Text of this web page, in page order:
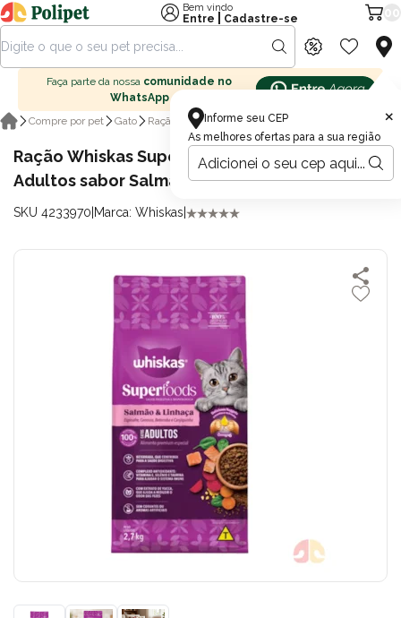
Informe seu CEP
As melhores ofertas para a sua região
×
Bem vindo
Entre
Cadastre-se
Faça parte da nossa comunidade no
WhatsApp
Compre por pet
Gato Ração para gatos Ração seca para gatos
Ração Whiskas Superfoods para Gatos
Adultos sabor Salmão e Linhaça 2,7kg
SKU 4233970 Marca: Whiskas